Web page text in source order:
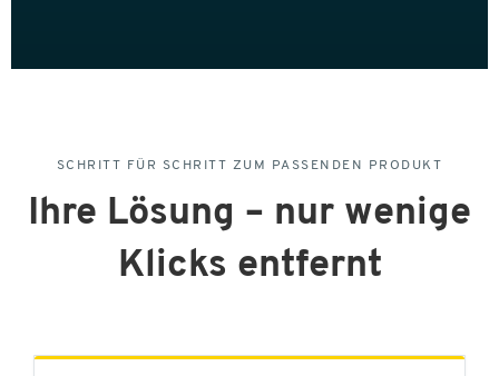
SCHRITT FÜR SCHRITT ZUM PASSENDEN PRODUKT
Ihre Lösung – nur wenige
Klicks entfernt